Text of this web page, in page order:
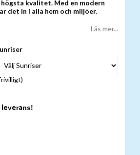
kvalitet. Med en modern
det in i alla hem och miljöer.
Läs mer...